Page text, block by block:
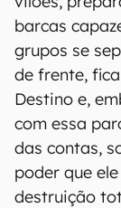
barcas
grupos se
de frente,
Destino e,
com essa
das contas,
poder que
destruição